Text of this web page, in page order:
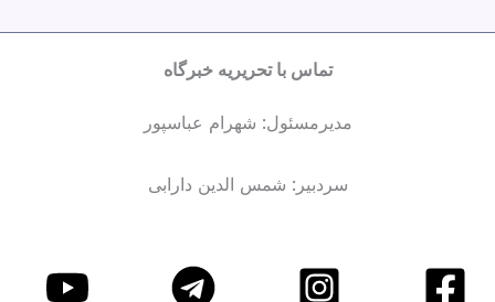
تماس با تحریریه خبرگاه
مدیرمسئول: شهرام عباسپور
سردبیر: شمس الدین دارابی